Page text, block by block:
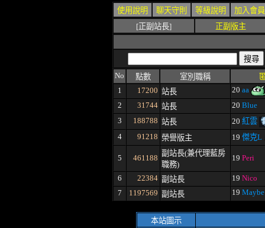
使用說明 聊天守則 等級說明
加入會員
[正副站長]
正副版主
No 點數 室別職稱
1
17200 站長 20 aa
2
31744 站長 20 Blue
3
188788 站長 20 紅雲
4
91218 榮譽版主 19 傑克L
5 461188
副站長(兼代理藍房
職務)
19 Peri
6 22384 副站長 19 Nico
7
1197569 副站長 19
本站圖示